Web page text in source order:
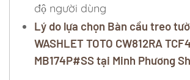
độ người dùng
Lý do lựa chọn Bàn cầu treo
WASHLET TOTO CW812RA
MB174P#SS tại Minh Phương